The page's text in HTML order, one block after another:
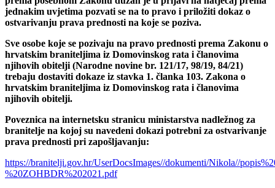
jednakim uvjetima pozvati se na to pravo i priložiti dokaz o
ostvarivanju prava prednosti na koje se poziva.
Sve osobe koje se pozivaju na pravo prednosti prema Zakonu o
hrvatskim braniteljima iz Domovinskog rata i članovima
njihovih obitelji (Narodne novine br. 121/17, 98/19, 84/21)
trebaju dostaviti dokaze iz stavka 1. članka 103. Zakona o
hrvatskim braniteljima iz Domovinskog rata i članovima
njihovih obitelji.
Poveznica na internetsku stranicu ministarstva nadležnog za
branitelje na kojoj su navedeni dokazi potrebni za ostvarivanje
prava prednosti pri zapošljavanju:
https://branitelji.gov.hr/UserDocsImages//dokumenti/Nikola//
%20ZOHBDR%202021.pdf